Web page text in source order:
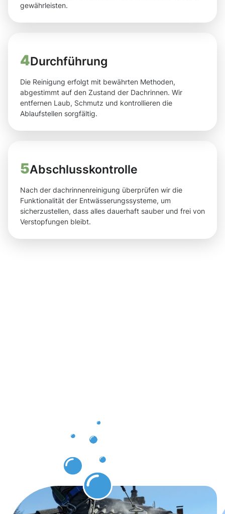
gewährleisten.
4Durchführung
Die Reinigung erfolgt mit bewährten Methoden,
abgestimmt auf den Zustand der Dachrinnen. Wir
entfernen Laub, Schmutz und kontrollieren die
Ablaufstellen sorgfältig.
5Abschlusskontrolle
Nach der dachrinnenreinigung überprüfen wir die
Funktionalität der Entwässerungssysteme, um
sicherzustellen, dass alles dauerhaft sauber und frei von
Verstopfungen bleibt.